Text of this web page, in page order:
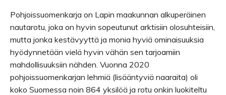
Pohjoissuomenkarja on Lapin maakunnan alkuperäinen
nautarotu, joka on hyvin sopeutunut arktisiin olosuhteisiin,
mutta jonka kestävyyttä ja monia hyviä ominaisuuksia
hyödynnetään vielä hyvin vähän sen tarjoamiin
mahdollisuuksiin nähden. Vuonna 2020
pohjoissuomenkarjan lehmiä (lisääntyviä naaraita) oli
koko Suomessa noin 864 yksilöä ja rotu onkin luokiteltu